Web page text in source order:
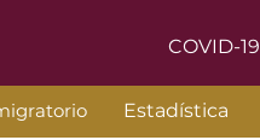
COVID-19
Estadística